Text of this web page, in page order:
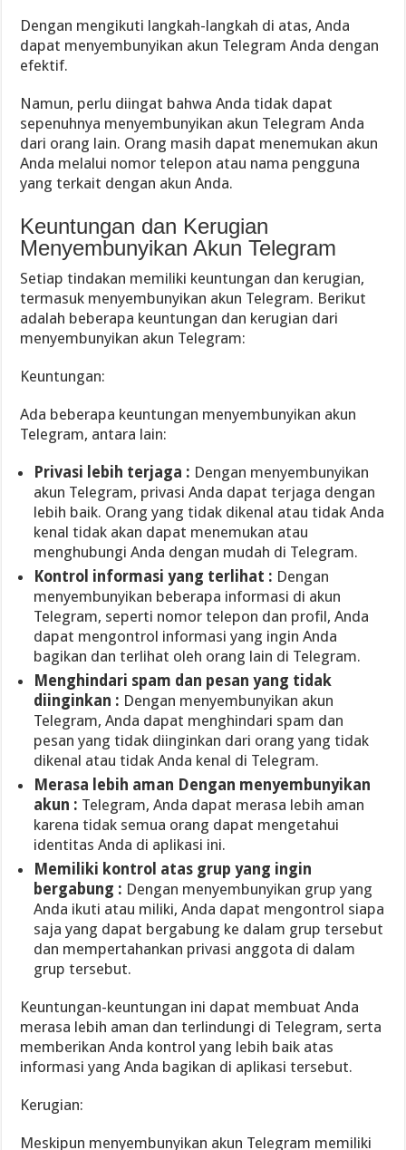
Dengan mengikuti langkah-langkah di atas, Anda
dapat menyembunyikan akun Telegram Anda dengan
efektif.
Namun, perlu diingat bahwa Anda tidak dapat
sepenuhnya menyembunyikan akun Telegram Anda
dari orang lain. Orang masih dapat menemukan akun
Anda melalui nomor telepon atau nama pengguna
yang terkait dengan akun Anda.
Keuntungan dan Kerugian
Menyembunyikan Akun Telegram
Setiap tindakan memiliki keuntungan dan kerugian,
termasuk menyembunyikan akun Telegram. Berikut
adalah beberapa keuntungan dan kerugian dari
menyembunyikan akun Telegram:
Keuntungan:
Ada beberapa keuntungan menyembunyikan akun
Telegram, antara lain:
Privasi lebih terjaga : Dengan menyembunyikan
akun Telegram, privasi Anda dapat terjaga dengan
lebih baik. Orang yang tidak dikenal atau tidak Anda
kenal tidak akan dapat menemukan atau
menghubungi Anda dengan mudah di Telegram.
Kontrol informasi yang terlihat : Dengan
menyembunyikan beberapa informasi di akun
Telegram, seperti nomor telepon dan profil, Anda
dapat mengontrol informasi yang ingin Anda
bagikan dan terlihat oleh orang lain di Telegram.
Menghindari spam dan pesan yang tidak
diinginkan : Dengan menyembunyikan akun
Telegram, Anda dapat menghindari spam dan
pesan yang tidak diinginkan dari orang yang tidak
dikenal atau tidak Anda kenal di Telegram.
Merasa lebih aman Dengan menyembunyikan
akun : Telegram, Anda dapat merasa lebih aman
karena tidak semua orang dapat mengetahui
identitas Anda di aplikasi ini.
Memiliki kontrol atas grup yang ingin
bergabung : Dengan menyembunyikan grup yang
Anda ikuti atau miliki, Anda dapat mengontrol siapa
saja yang dapat bergabung ke dalam grup tersebut
dan mempertahankan privasi anggota di dalam
grup tersebut.
Keuntungan-keuntungan ini dapat membuat Anda
merasa lebih aman dan terlindungi di Telegram, serta
memberikan Anda kontrol yang lebih baik atas
informasi yang Anda bagikan di aplikasi tersebut.
Kerugian:
Meskipun menyembunyikan akun Telegram memiliki